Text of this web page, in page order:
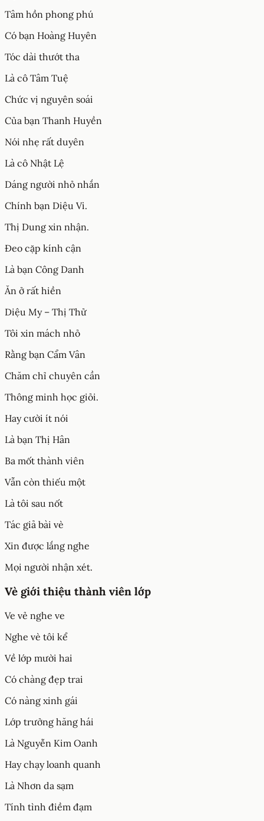
Tâm hồn phong phú
Có bạn Hoàng Huyên
Tóc dài thướt tha
Là cô Tâm Tuệ
Chức vị nguyên soái
Của bạn Thanh Huyền
Nói nhẹ rất duyên
Là cô Nhật Lệ
Dáng người nhỏ nhắn
Chính bạn Diệu Vi.
Thị Dung xin nhận.
Đeo cặp kính cận
Là bạn Công Danh
Ăn ở rất hiền
Diệu My – Thị Thử
Tôi xin mách nhỏ
Rằng bạn Cẩm Vân
Chăm chỉ chuyên cần
Thông minh học giỏi.
Hay cười ít nói
Là bạn Thị Hân
Ba mốt thành viên
Vẫn còn thiếu một
Là tôi sau nốt
Tác giả bài vè
Xin được lắng nghe
Mọi người nhận xét.
Vè giới thiệu thành viên lớp
Ve vẻ nghe ve
Nghe vè tôi kể
Về lớp mười hai
Có chàng đẹp trai
Có nàng xinh gái
Lớp trưởng hăng hái
Là Nguyễn Kim Oanh
Hay chạy loanh quanh
Là Nhơn da sạm
Tính tình điềm đạm